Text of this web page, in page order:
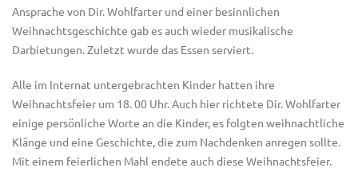
Ansprache von Dir. Wohlfarter und einer besinnlichen
Weihnachtsgeschichte gab es auch wieder musikalische
Darbietungen. Zuletzt wurde das Essen serviert.
Alle im Internat untergebrachten Kinder hatten ihre
Weihnachtsfeier um 18. 00 Uhr. Auch hier richtete Dir. Wohlfarter
einige persönliche Worte an die Kinder, es folgten weihnachtliche
Klänge und eine Geschichte, die zum Nachdenken anregen sollte.
Mit einem feierlichen Mahl endete auch diese Weihnachtsfeier.